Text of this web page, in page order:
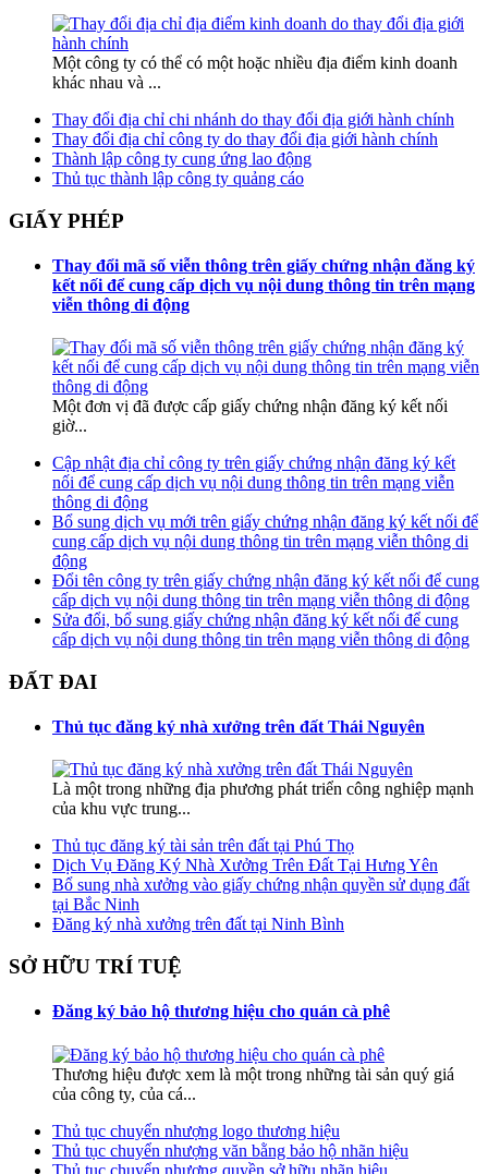
Một công ty có thể có một hoặc nhiều địa điểm kinh doanh
khác nhau và ...
Thay đổi địa chỉ chi nhánh do thay đổi địa giới hành chính
Thay đổi địa chỉ công ty do thay đổi địa giới hành chính
Thành lập công ty cung ứng lao động
Thủ tục thành lập công ty quảng cáo
GIẤY PHÉP
Thay đổi mã số viễn thông trên giấy chứng nhận đăng ký
kết nối để cung cấp dịch vụ nội dung thông tin trên mạng
viễn thông di động
Một đơn vị đã được cấp giấy chứng nhận đăng ký kết nối
giờ...
Cập nhật địa chỉ công ty trên giấy chứng nhận đăng ký kết
nối để cung cấp dịch vụ nội dung thông tin trên mạng viễn
thông di động
Bổ sung dịch vụ mới trên giấy chứng nhận đăng ký kết nối để
cung cấp dịch vụ nội dung thông tin trên mạng viễn thông di
động
Đổi tên công ty trên giấy chứng nhận đăng ký kết nối để cung
cấp dịch vụ nội dung thông tin trên mạng viễn thông di động
Sửa đổi, bổ sung giấy chứng nhận đăng ký kết nối để cung
cấp dịch vụ nội dung thông tin trên mạng viễn thông di động
ĐẤT ĐAI
Thủ tục đăng ký nhà xưởng trên đất Thái Nguyên
Là một trong những địa phương phát triển công nghiệp mạnh
của khu vực trung...
Thủ tục đăng ký tài sản trên đất tại Phú Thọ
Dịch Vụ Đăng Ký Nhà Xưởng Trên Đất Tại Hưng Yên
Bổ sung nhà xưởng vào giấy chứng nhận quyền sử dụng đất
tại Bắc Ninh
Đăng ký nhà xưởng trên đất tại Ninh Bình
SỞ HỮU TRÍ TUỆ
Đăng ký bảo hộ thương hiệu cho quán cà phê
Thương hiệu được xem là một trong những tài sản quý giá
của công ty, của cá...
Thủ tục chuyển nhượng logo thương hiệu
Thủ tục chuyển nhượng văn bằng bảo hộ nhãn hiệu
Thủ tục chuyển nhượng quyền sở hữu nhãn hiệu